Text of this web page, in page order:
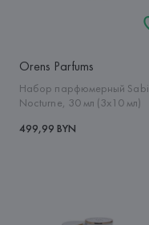
Orens Parfums
Набор парфюмерный Sabil
Nocturne, 30 мл (3x10 мл)
499,99 BYN